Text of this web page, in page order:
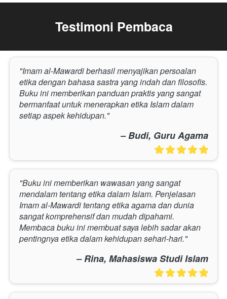
Testimoni Pembaca
"Imam al-Mawardi berhasil menyajikan persoalan
etika dengan bahasa sastra yang indah dan filosofis.
Buku ini memberikan panduan praktis yang sangat
bermanfaat untuk menerapkan etika Islam dalam
setiap aspek kehidupan."
– Budi, Guru Agama
"Buku ini memberikan wawasan yang sangat
mendalam tentang etika dalam Islam. Penjelasan
Imam al-Mawardi tentang etika agama dan dunia
sangat komprehensif dan mudah dipahami.
Membaca buku ini membuat saya lebih sadar akan
pentingnya etika dalam kehidupan sehari-hari."
– Rina, Mahasiswa Studi Islam